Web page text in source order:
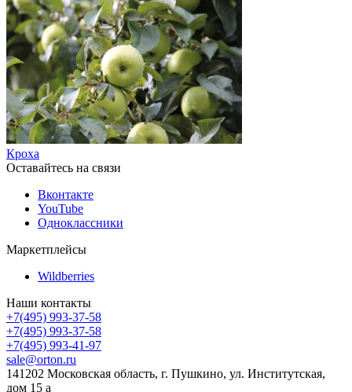
Кроха
Оставайтесь на связи
Вконтакте
YouTube
Одноклассники
Маркетплейсы
Wildberries
Наши контакты
+7(495) 993-37-58
+7(495) 993-37-58
+7(495) 993-41-97
sale@orton.ru
141202 Московская область, г. Пушкино, ул. Институтская,
дом 15 а